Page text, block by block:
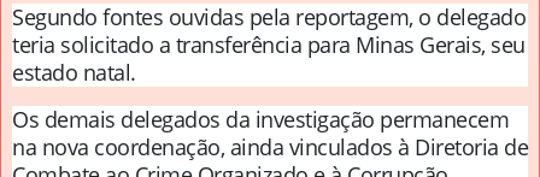
Segundo fontes ouvidas pela reportagem, o delegado
teria solicitado a transferência para Minas Gerais, seu
estado natal.
Os demais delegados da investigação permanecem
na nova coordenação, ainda vinculados à Diretoria de